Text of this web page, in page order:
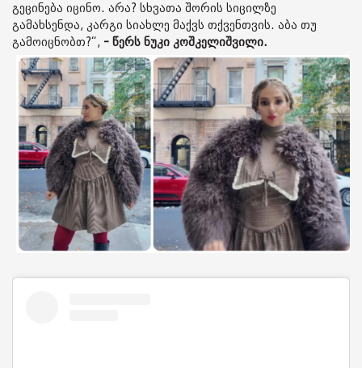
გეცინება იცინო. არა? სხვათა შორის სიცილზე
გამახსენდა, კარგი სიახლე მაქვს თქვენთვის. აბა თუ
გამოიცნობთ?“, - წერს ნუკი კოშკელიშვილი.